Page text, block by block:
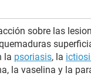
sobre las
la psoriasis, la
la vaselina y la